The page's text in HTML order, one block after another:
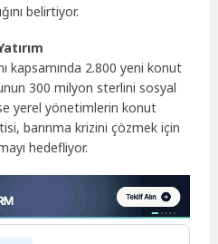
belirtiyor.
kapsamında 2.800 yeni konut
300 milyon sterlini sosyal
yerel yönetimlerin konut
barınma krizini çözmek için
hedefliyor.